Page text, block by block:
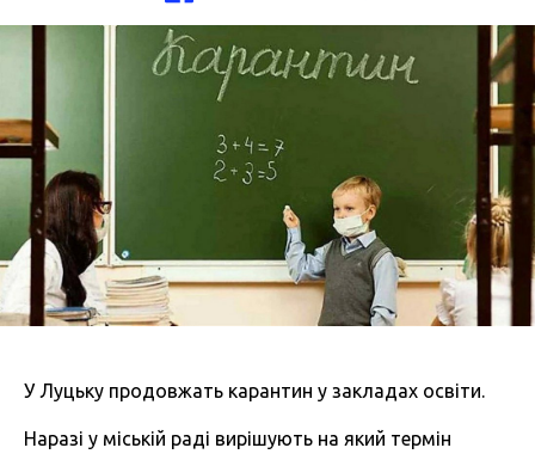
У Луцьку продовжать карантин у закладах освіти.
Наразі у міській раді вирішують на який термін